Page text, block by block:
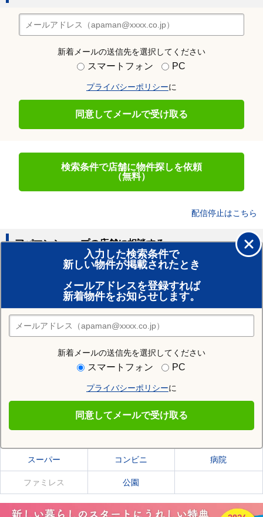
新着メールの送信先を選択してください
スマートフォン PC
プライバシーポリシーに
同意してメールで受け取る
検索条件で店舗に物件探しを依頼
（無料）
配信停止はこちら
入力した検索条件で
新しい物件が掲載されたとき
メールアドレスを登録すれば
新着物件をお知らせします。
新着メールの送信先を選択してください
スマートフォン PC
プライバシーポリシーに
同意してメールで受け取る
アパマンショップの店舗に相談する
賃貸のプロがお部屋探し！
おまかせ物件リクエスト
住みたい街の店舗を探す
店舗検索
住む街研究所で岩手郡雫石町の情報を見る
岩手郡雫石町の施設一覧
スーパー コンビニ 病院
ファミレス 公園